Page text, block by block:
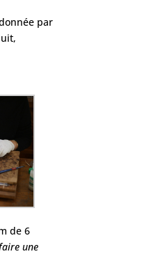
par
de 6
une